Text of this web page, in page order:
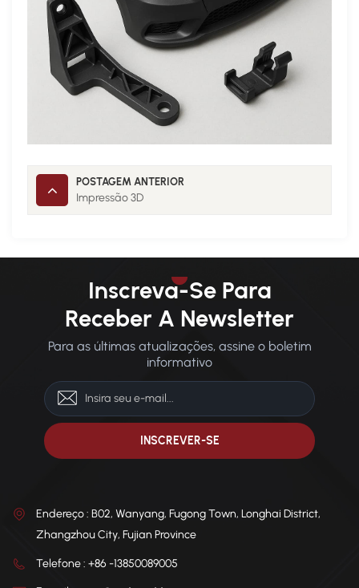
POSTAGEM ANTERIOR
Impressão 3D
Inscreva-Se Para
Receber A Newsletter
Para as últimas atualizações, assine o boletim
informativo
Endereço : B02, Wanyang, Fugong Town, Longhai District,
Zhangzhou City, Fujian Province
Telefone : +86 -13850089005